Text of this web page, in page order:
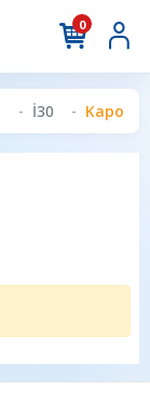
0
İ30 Kaporta